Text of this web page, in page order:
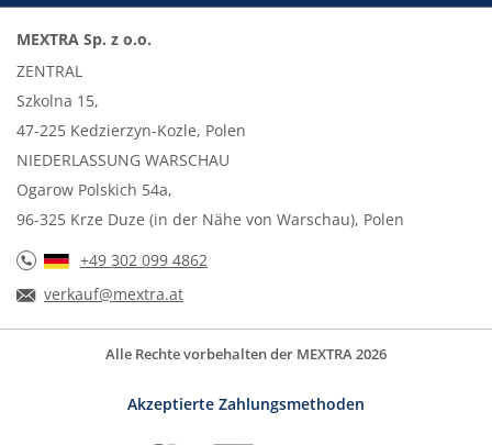
MEXTRA Sp. z o.o.
ZENTRAL
Szkolna 15,
47-225 Kedzierzyn-Kozle, Polen
NIEDERLASSUNG WARSCHAU
Ogarow Polskich 54a,
96-325 Krze Duze (in der Nähe von Warschau), Polen
+49 302 099 4862
verkauf@mextra.at
Alle Rechte vorbehalten der MEXTRA 2026
Akzeptierte Zahlungsmethoden